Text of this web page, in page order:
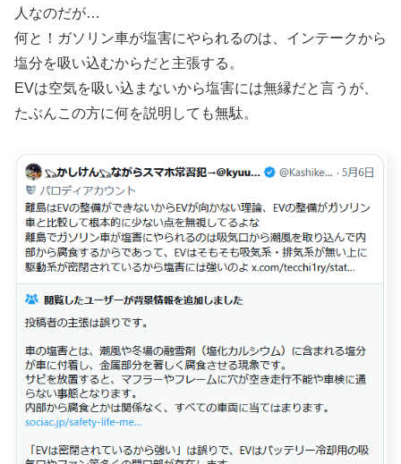
人なのだが…
何と！ガソリン車が塩害にやられるのは、インテークから
塩分を吸い込むからだと主張する。
EVは空気を吸い込まないから塩害には無縁だと言うが、
たぶんこの方に何を説明しても無駄。